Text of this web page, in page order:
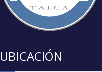
UBICACIÓN